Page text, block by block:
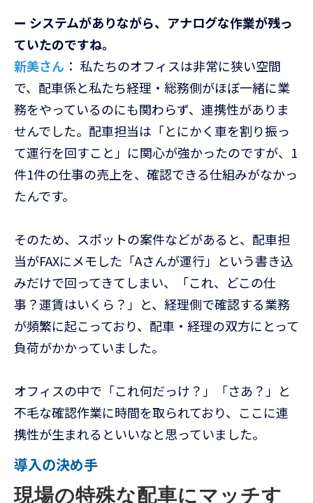
ー システムがありながら、アナログな作業が残っ
ていたのですね。
新美さん ： 私たちのオフィスは非常に狭い空間
で、配車係と私たち経理・総務側がほぼ一緒に業
務をやっているのにも関わらず、連携性がありま
せんでした。配車担当は「とにかく車を割り振っ
て運行を回すこと」に関心が強かったのですが、1
件1件の仕事の売上を、確認できる仕組みがなかっ
たんです。
そのため、スポットの案件などがあると、配車担
当がFAXにメモした「Aさんが運行」という書き込
みだけで回ってきてしまい、「これ、どこの仕
事？運賃はいくら？」と、経理側で確認する業務
が頻繁に起こっており、配車・経理の双方にとって
負荷がかかっていました。
オフィスの中で「これ何だっけ？」「さあ？」と
不毛な確認作業に時間を取られており、ここに連
携性が生まれるといいなと思っていました。
導入の決め手
現場の特殊な配車にマッチす